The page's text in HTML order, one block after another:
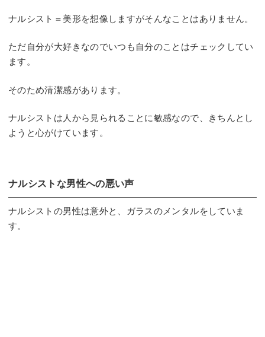
ナルシスト＝美形を想像しますがそんなことはありません。
ただ自分が大好きなのでいつも自分のことはチェックしてい
ます。
そのため清潔感があります。
ナルシストは人から見られることに敏感なので、きちんとし
ようと心がけています。
ナルシストな男性への悪い声
ナルシストの男性は意外と、ガラスのメンタルをしていま
す。